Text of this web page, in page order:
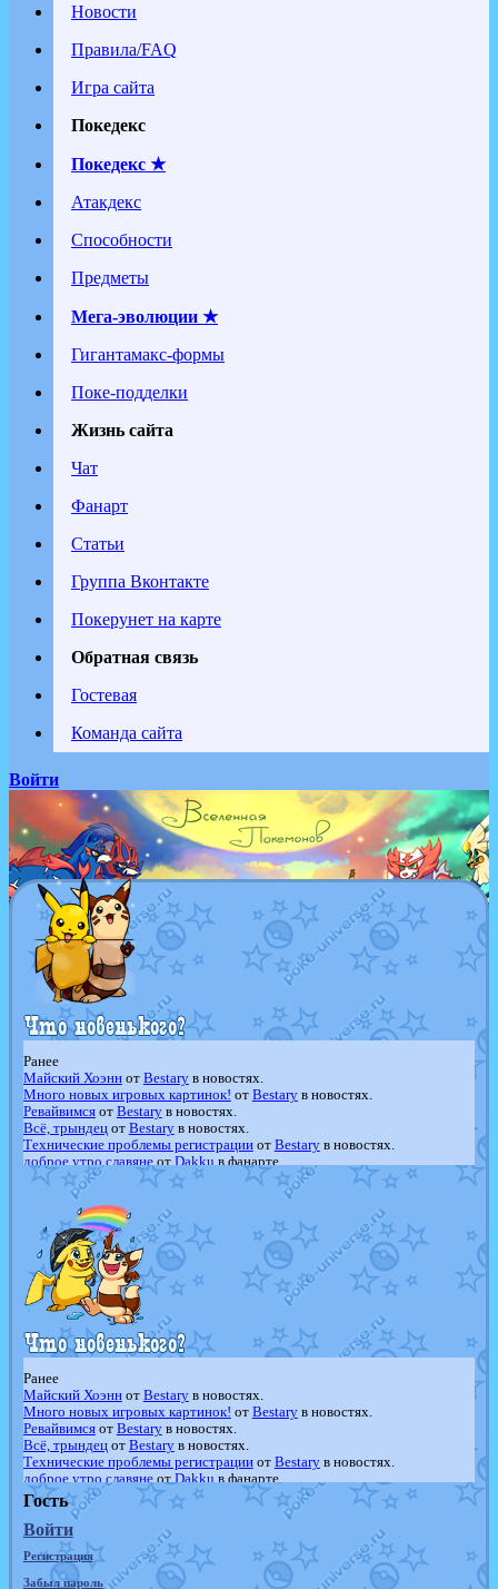
Новости
Правила/FAQ
Игра сайта
Покедекс
Покедекс ★
Атакдекс
Способности
Предметы
Мега-эволюции ★
Гигантамакс-формы
Поке-подделки
Жизнь сайта
Чат
Фанарт
Статьи
Группа Вконтакте
Покерунет на карте
Обратная связь
Гостевая
Команда сайта
Войти
Ранее
Майский Хоэннот Bestaryв новостях.
Много новых игровых картинок! от Bestaryв новостях.
Ревайвимсяот Bestaryв новостях.
Всё, трындецот Bestaryв новостях.
Технические проблемы регистрацииот Bestaryв новостях.
доброе утро славянеот Dakku в фанарте.
Йолда и Мимикью отMavisNyanCatв фанарте.
Недовольный котомангуст
в фанарте.
The Dark Wishmaker
отRandomon
шадоу спиритомб
отilovearceus
в фанарте.
траббишотilovearceusв фанарте.
Raging BoltотGraceDaFox
в фанарте.
Shadow mismagiusотJOK_julia
в фанарте.
художникотvicavicaв фанарте.
Ранее
Майский Хоэннот Bestaryв новостях.
Много новых игровых картинок! от Bestaryв новостях.
Ревайвимсяот Bestaryв новостях.
Всё, трындецот Bestaryв новостях.
Технические проблемы регистрацииот Bestaryв новостях.
доброе утро славянеот Dakku в фанарте.
Йолда и МимикьюотMavisNyanCatв фанарте.
Недовольный котомангуст
в фанарте.
The Dark Wishmaker
отRandomon
шадоу спиритомб
отilovearceus
в фанарте.
траббишотilovearceusв фанарте.
Raging BoltотGraceDaFox
Гость
Войти
Регистрация
Забыл пароль